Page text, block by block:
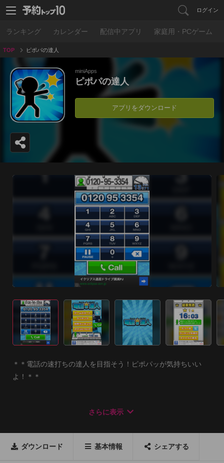
ログイン
ランキング カレンダー 配信中アプリ 家庭用・PCゲーム
TOP ピポパの達人
miniApps
ピポパの達人
アプリをダウンロード
＊＊電話の速打ちの達人を目指そう！ピポパッが気持ちいい
よ！＊＊
早打ちピポパが超気持ちいい！！
そう「電話をかける」ことがゲームになりました！
さらに表示
ダウンロード 基本情報 シェアする